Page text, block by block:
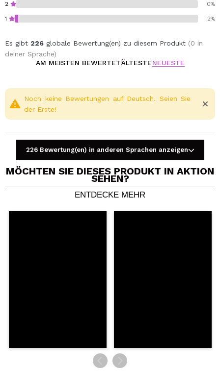
2 0%
1 2%
Es gibt 226 globale Bewertung(en) zu diesem Produkt (0 in
deiner Sprache)
AM MEISTEN BEWERTETÄLTESTENEUESTE
Ein Video oder Foto teilen
Dein Video könnte das erste sein. Stell es dir vor...
Noch keine Bewertungen auf Deutsch. Seien Sie
der Erste!
226 Bewertung(en) in anderen Sprachen anzeigen
MÖCHTEN SIE DIESES PRODUKT IN AKTION
SEHEN?
ENTDECKE MEHR